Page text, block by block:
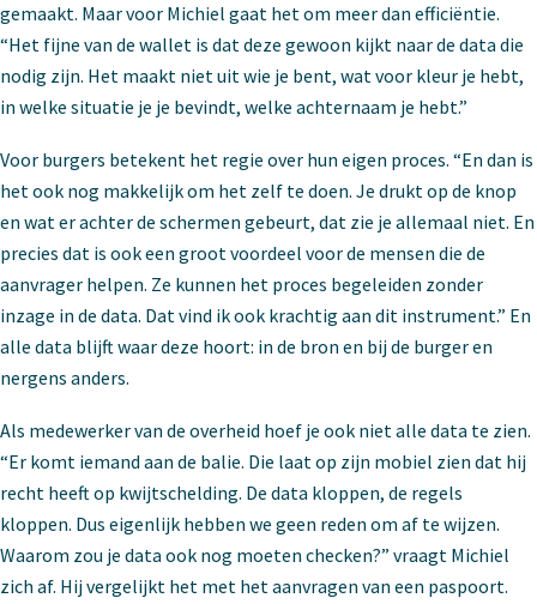
gemaakt. Maar voor Michiel gaat het om meer dan efficiëntie.
“Het fijne van de wallet is dat deze gewoon kijkt naar de data die
nodig zijn. Het maakt niet uit wie je bent, wat voor kleur je hebt,
in welke situatie je je bevindt, welke achternaam je hebt.”
Voor burgers betekent het regie over hun eigen proces. “En dan is
het ook nog makkelijk om het zelf te doen. Je drukt op de knop
en wat er achter de schermen gebeurt, dat zie je allemaal niet. En
precies dat is ook een groot voordeel voor de mensen die de
aanvrager helpen. Ze kunnen het proces begeleiden zonder
inzage in de data. Dat vind ik ook krachtig aan dit instrument.” En
alle data blijft waar deze hoort: in de bron en bij de burger en
nergens anders.
Als medewerker van de overheid hoef je ook niet alle data te zien.
“Er komt iemand aan de balie. Die laat op zijn mobiel zien dat hij
recht heeft op kwijtschelding. De data kloppen, de regels
kloppen. Dus eigenlijk hebben we geen reden om af te wijzen.
Waarom zou je data ook nog moeten checken?” vraagt Michiel
zich af. Hij vergelijkt het met het aanvragen van een paspoort.